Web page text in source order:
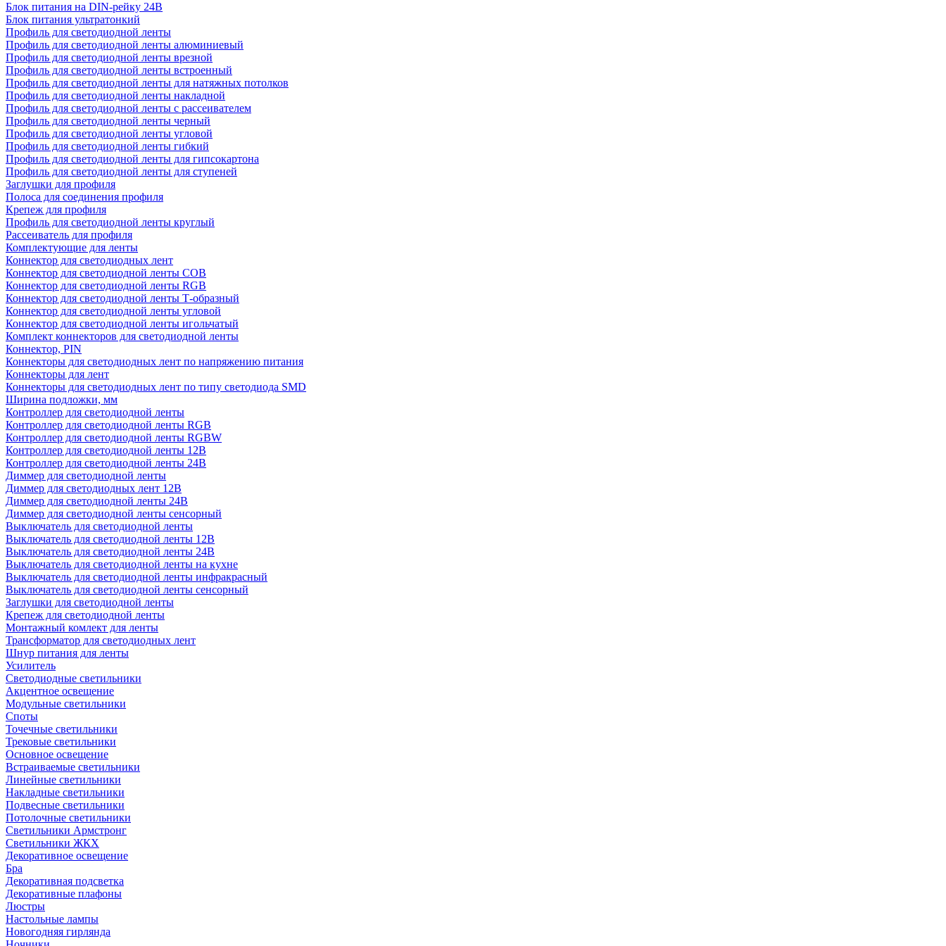
Блок питания на DIN-рейку 24В
Блок питания ультратонкий
Профиль для светодиодной ленты
Профиль для светодиодной ленты алюминиевый
Профиль для светодиодной ленты врезной
Профиль для светодиодной ленты встроенный
Профиль для светодиодной ленты для натяжных потолков
Профиль для светодиодной ленты накладной
Профиль для светодиодной ленты с рассеивателем
Профиль для светодиодной ленты черный
Профиль для светодиодной ленты угловой
Профиль для светодиодной ленты гибкий
Профиль для светодиодной ленты для гипсокартона
Профиль для светодиодной ленты для ступеней
Заглушки для профиля
Полоса для соединения профиля
Крепеж для профиля
Профиль для светодиодной ленты круглый
Рассеиватель для профиля
Комплектующие для ленты
Коннектор для светодиодных лент
Коннектор для светодиодной ленты COB
Коннектор для светодиодной ленты RGB
Коннектор для светодиодной ленты Т-образный
Коннектор для светодиодной ленты угловой
Коннектор для светодиодной ленты игольчатый
Комплект коннекторов для светодиодной ленты
Коннектор, PIN
Коннекторы для светодиодных лент по напряжению питания
Коннекторы для лент
Коннекторы для светодиодных лент по типу светодиода SMD
Ширина подложки, мм
Контроллер для светодиодной ленты
Контроллер для светодиодной ленты RGB
Контроллер для светодиодной ленты RGBW
Контроллер для светодиодной ленты 12В
Контроллер для светодиодной ленты 24В
Диммер для светодиодной ленты
Диммер для светодиодных лент 12В
Диммер для светодиодной ленты 24В
Диммер для светодиодной ленты сенсорный
Выключатель для светодиодной ленты
Выключатель для светодиодной ленты 12В
Выключатель для светодиодной ленты 24В
Выключатель для светодиодной ленты на кухне
Выключатель для светодиодной ленты инфракрасный
Выключатель для светодиодной ленты сенсорный
Заглушки для светодиодной ленты
Крепеж для светодиодной ленты
Монтажный комлект для ленты
Трансформатор для светодиодных лент
Шнур питания для ленты
Усилитель
Светодиодные светильники
Акцентное освещение
Модульные светильники
Споты
Точечные светильники
Трековые светильники
Основное освещение
Встраиваемые светильники
Линейные светильники
Накладные светильники
Подвесные светильники
Потолочные светильники
Светильники Армстронг
Светильники ЖКХ
Декоративное освещение
Бра
Декоративная подсветка
Декоративные плафоны
Люстры
Настольные лампы
Новогодняя гирлянда